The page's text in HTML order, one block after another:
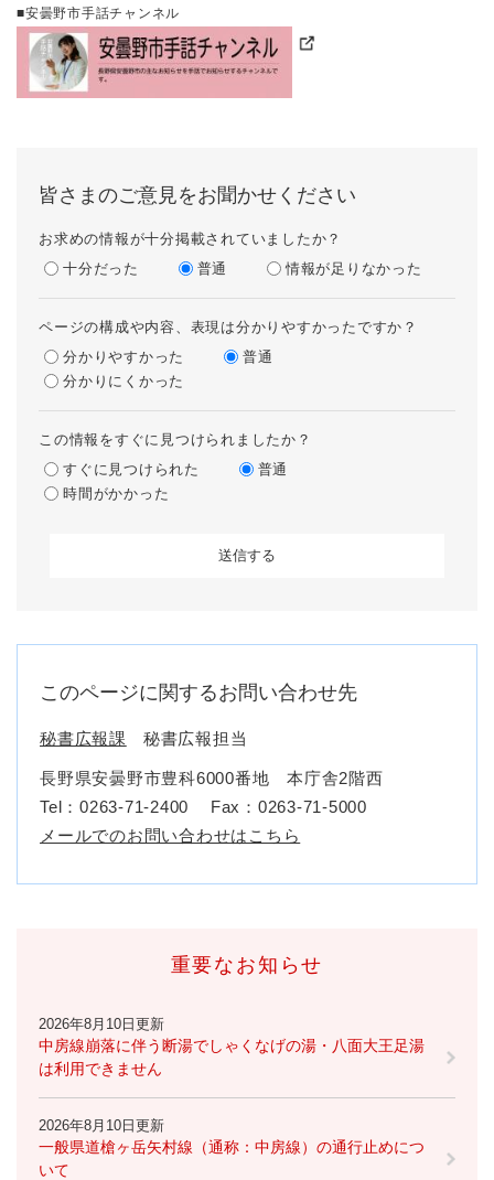
■安曇野市手話チャンネル
皆さまのご意見をお聞かせください
お求めの情報が十分掲載されていましたか？
十分だった
普通 情報が足りなかった
ページの構成や内容、表現は分かりやすかったですか？
分かりやすかった
普通
分かりにくかった
この情報をすぐに見つけられましたか？
すぐに見つけられた
普通
時間がかかった
このページに関するお問い合わせ先
秘書広報課 秘書広報担当
長野県安曇野市豊科6000番地 本庁舎2階西
Tel：0263-71-2400
Fax：0263-71-5000
メールでのお問い合わせはこちら
重要なお知らせ
2026年8月10日更新
中房線崩落に伴う断湯でしゃくなげの湯・八面大王足湯
は利用できません
2026年8月10日更新
一般県道槍ヶ岳矢村線（通称：中房線）の通行止めにつ
いて